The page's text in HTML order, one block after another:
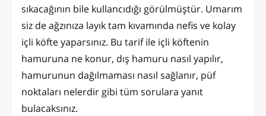
sıkacağının bile kullancıdığı görülmüştür. Umarım
siz de ağzınıza layık tam kıvamında nefis ve kolay
içli köfte yaparsınız. Bu tarif ile içli köftenin
hamuruna ne konur, dış hamuru nasıl yapılır,
hamurunun dağılmaması nasıl sağlanır, püf
noktaları nelerdir gibi tüm sorulara yanıt
bulacaksınız.